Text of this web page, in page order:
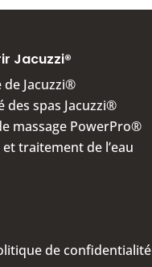
Jacuzzi®
de Jacuzzi®
des spas Jacuzzi®
massage PowerPro®
traitement de l’eau
de confidentialité